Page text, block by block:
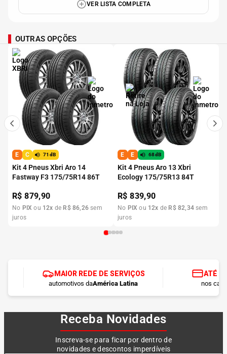
VER LISTA COMPLETA
OUTRAS OPÇÕES
E C 71dB
Kit 4 Pneus Xbri Aro 14
Fastway F3 175/75R14 86T
R$879,90
No PIX ou 12x de R$ 86,26 sem
juros
E E 68dB
Kit 4 Pneus Aro 13 Xbri
Ecology 175/75R13 84T
R$839,90
No PIX ou 12x de R$ 82,34 sem
juros
MAIOR REDE DE SERVIÇOS
automotivos daAmérica Latina
ATÉ
nos
Receba Novidades
Inscreva-se para ficar por dentro de
novidades e descontos imperdíveis